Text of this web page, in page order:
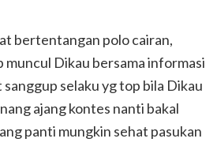
bertentangan polo cairan,
muncul Dikau bersama informasi
selaku yg top bila Dikau
ajang kontes nanti bakal
panti mungkin sehat pasukan